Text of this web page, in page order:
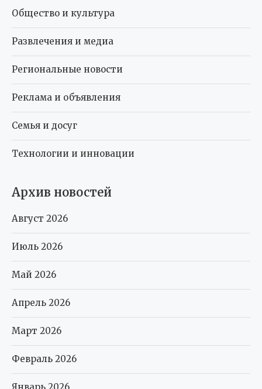
Общество и культура
Развлечения и медиа
Региональные новости
Реклама и объявления
Семья и досуг
Технологии и инновации
Архив новостей
Август 2026
Июль 2026
Май 2026
Апрель 2026
Март 2026
Февраль 2026